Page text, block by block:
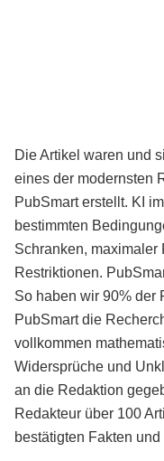
Die Artikel waren und
eines der modernsten
PubSmart erstellt. KI
bestimmten
Schranken, maximaler
Restriktionen.
So haben wir 90% der
PubSmart die
vollkommen
Widersprüche und
an die Redaktion
Redakteur über 100
bestätigten Fakten